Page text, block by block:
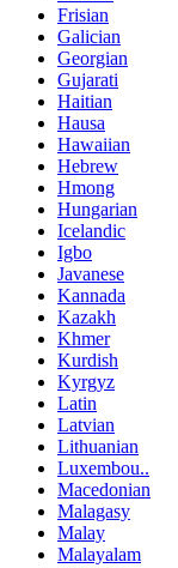
Frisian
Galician
Georgian
Gujarati
Haitian
Hausa
Hawaiian
Hebrew
Hmong
Hungarian
Icelandic
Igbo
Javanese
Kannada
Kazakh
Khmer
Kurdish
Kyrgyz
Latin
Latvian
Lithuanian
Luxembou..
Macedonian
Malagasy
Malay
Malayalam